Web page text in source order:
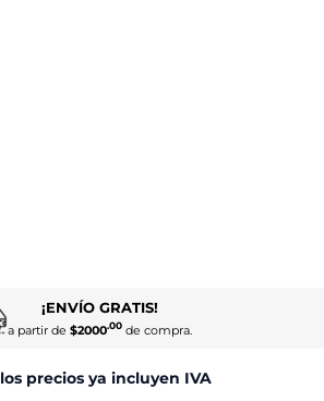
¡ENVÍO GRATIS!
a partir de $2000.00de compra.
precios ya incluyen IVA